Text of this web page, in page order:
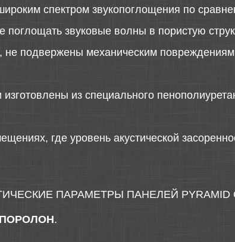
спектром звукопоглощения по
звуковые волны в пористую
подвержены механическим повреждениям
из специального
где уровень акустической
ПАРАМЕТРЫ ПАНЕЛЕЙ PYRAMID
.